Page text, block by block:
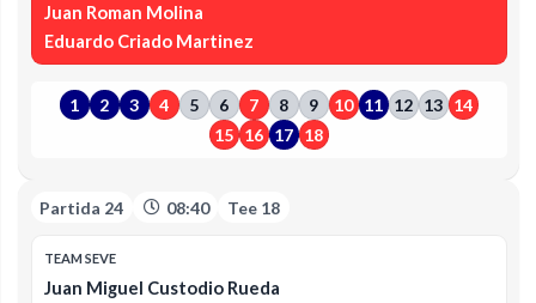
Juan Roman Molina
Eduardo Criado Martinez
1 2 3 4 5 6 7 8 9 10 11 12 13 14
15 16 17 18
Partida 24 08:40 Tee 18
TEAM SEVE
Juan Miguel Custodio Rueda